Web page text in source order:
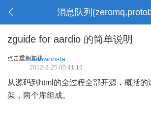
消息队列
zguide for aardio 的简单说明
点击重新加载namwonsta
2012-2-25 00:41:13
从源码到html的全过程全部开源，概括的
架，两个库组成。